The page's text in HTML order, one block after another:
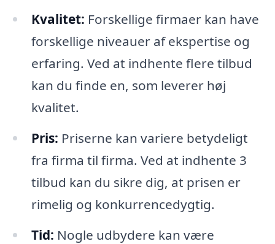
Kvalitet: Forskellige firmaer kan have
forskellige niveauer af ekspertise og
erfaring. Ved at indhente flere tilbud
kan du finde en, som leverer høj
kvalitet.
Pris: Priserne kan variere betydeligt
fra firma til firma. Ved at indhente 3
tilbud kan du sikre dig, at prisen er
rimelig og konkurrencedygtig.
Tid: Nogle udbydere kan være